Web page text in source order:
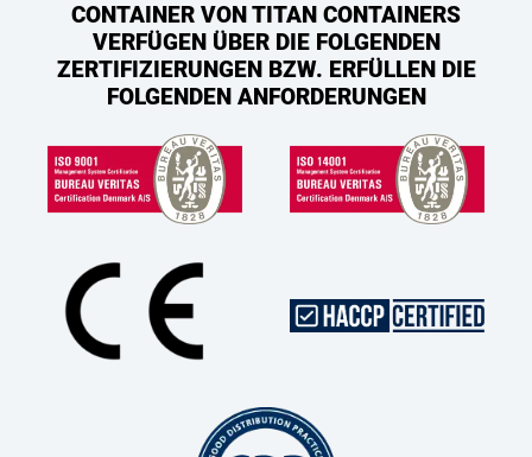
CONTAINER VON TITAN CONTAINERS
VERFÜGEN ÜBER DIE FOLGENDEN
ZERTIFIZIERUNGEN BZW. ERFÜLLEN DIE
FOLGENDEN ANFORDERUNGEN